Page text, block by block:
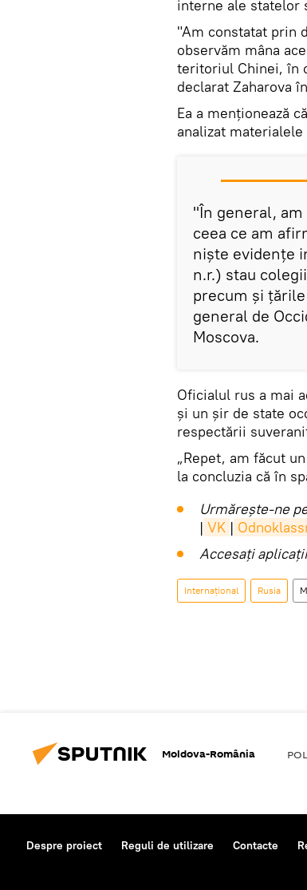
interne ale statelor
"Am constatat prin
observăm mâna
teritoriul Chinei, în
declarat Zaharova
Ea a menționează
analizat
"În general,
ceea ce am
niște evidențe
n.r.) stau
precum și
general de
Moscova.
Oficialul rus a mai
și un șir de state
respectării
„Repet, am făcut
la concluzia că în
Urmărește-ne
| VK |
Accesaţi
Internaţional Rusia
Moldova-România
Despre proiect Reguli de utilizare Contacte